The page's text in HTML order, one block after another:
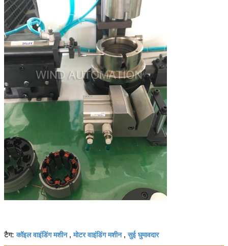
टैग:कॉइल वाइंडिंग मशीन,मोटर वाइंडिंग मशीन,सुई घुमावदार